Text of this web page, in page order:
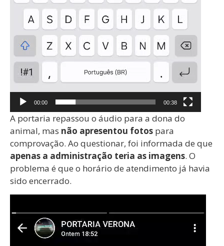
00:00 00:38
A portaria repassou o áudio para a dona do
animal, mas não apresentou fotos para
comprovação. Ao questionar, foi informada de que
apenas a administração teria as imagens. O
problema é que o horário de atendimento já havia
sido encerrado.
de
vídeo